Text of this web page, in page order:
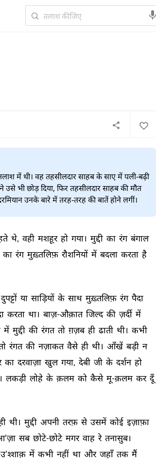
में थी। वह तहसीलदार साहब के साए में पली-बढ़ी
भी छोड़ दिया, फिर तहसीलदार साहब की मौत
उनके बारे में तरह-तरह की बातें होने लगीं।
थे, वही मशहूर हो गया। मुद्दी का रंग बंगाल
का रंग मुख़्तलिफ़ रौशनियों में बदला करता है
दुपट्टों या साड़ियों के साथ मुख़्तलिफ़ रंग पैदा
करता था। बाज़-औक़ात जिल्द की ज़र्दी में
में मुद्दी की रंगत तो ग़ज़ब ही ढाती थी। कभी
रंगत की नज़ाकत वैसे ही थी। आँखें बड़ी न
का दरवाज़ा खुल गया, देबी जी के दर्शन हो
लकड़ी लोहे के क़लम को कैसे मू-क़लम कर दूँ
थी। मुद्दी अपनी तरफ़ से उसमें कोई इज़ाफ़ा
सब छोटे-छोटे मगर वाह रे तनासुब।
उ’श्शाक़ में कभी नहीं था और जहाँ तक मैं